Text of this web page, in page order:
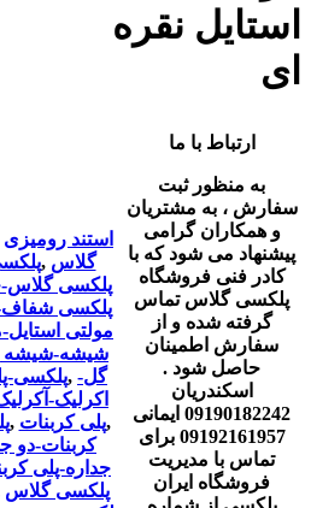
استایل نقره
ای
ارتباط با ما
به منظور ثبت
سفارش ، به مشتریان
و همکاران گرامی
پیشنهاد می شود که با
کادر فنی فروشگاه
پلکسی گلاس تماس
گرفته شده و از
سفارش اطمینان
حاصل شود .
اسکندریان
09190182242 ایمانی
09192161957 برای
تماس با مدیریت
فروشگاه ایران
استند رومیزی
گلاس ,
پلکسی گلاس-
پلکسی شفاف-
مولتی
شیشه-شیشه
گل- ,
اکرلیک-
,پلی کربنات ,
کربنات-دو
جداره-پلی
پلکسی گلاس